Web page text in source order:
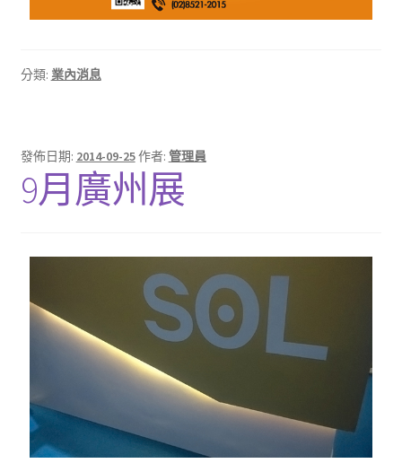
分類: 業內消息
發佈日期: 2014-09-25作者: 管理員
9月廣州展